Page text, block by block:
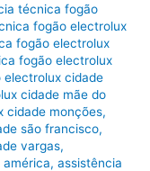
técnica fogão
fogão electrolux
fogão electrolux
fogão electrolux
cidade
cidade mãe do
cidade monções,
são francisco,
vargas,
,assistência